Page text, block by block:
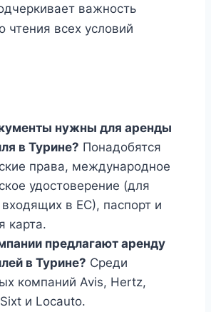
важность
чтения всех условий
нужны для аренды
в Турине? Понадобятся
права, международное
удостоверение (для
входящих в ЕС), паспорт и
карта.
предлагают аренду
в Турине? Среди
компаний Avis, Hertz,
и Locauto.